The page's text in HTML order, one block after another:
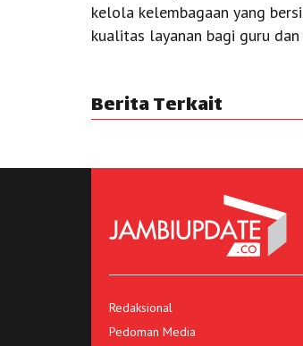
kelola kelembagaan yang
kualitas layanan bagi guru
Berita Terkait
Redaksional
Pedoman Media